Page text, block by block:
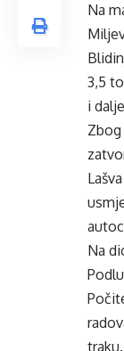
Na
3,5
i
Na
traku.